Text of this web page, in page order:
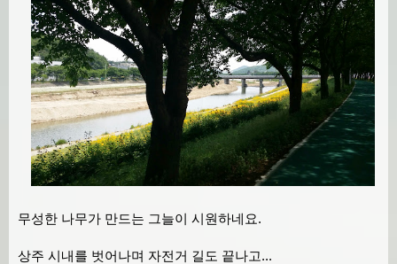
무성한 나무가 만드는 그늘이 시원하네요.
상주 시내를 벗어나며 자전거 길도 끝나고...